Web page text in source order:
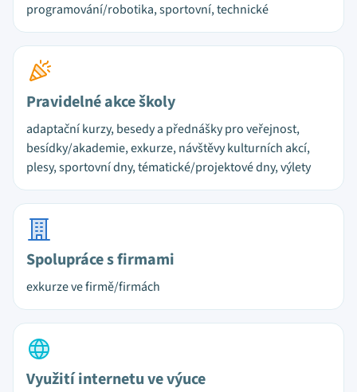
programování/robotika, sportovní, technické
Pravidelné akce školy
adaptační kurzy, besedy a přednášky pro veřejnost,
besídky/akademie, exkurze, návštěvy kulturních akcí,
plesy, sportovní dny, tématické/projektové dny, výlety
Spolupráce s firmami
exkurze ve firmě/firmách
Využití internetu ve výuce